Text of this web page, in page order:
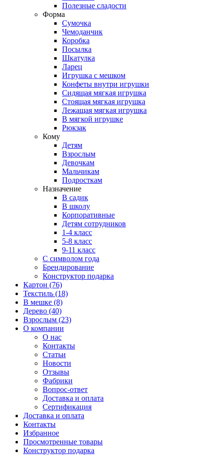
Полезные сладости
Форма
Сумочка
Чемоданчик
Коробка
Посылка
Шкатулка
Ларец
Игрушка с мешком
Конфеты внутри игрушки
Сидящая мягкая игрушка
Стоящая мягкая игрушка
Лежащая мягкая игрушка
В мягкой игрушке
Рюкзак
Кому
Детям
Взрослым
Девочкам
Мальчикам
Подросткам
Назначение
В садик
В школу
Корпоративные
Детям сотрудников
1-4 класс
5-8 класс
9-11 класс
С символом года
Брендирование
Конструктор подарка
Картон (76)
Текстиль (18)
В мешке (8)
Дерево (40)
Взрослым (23)
О компании
О нас
Контакты
Статьи
Новости
Отзывы
Фабрики
Вопрос-ответ
Доставка и оплата
Сертификация
Доставка и оплата
Контакты
Избранное
Просмотренные товары
Конструктор подарка